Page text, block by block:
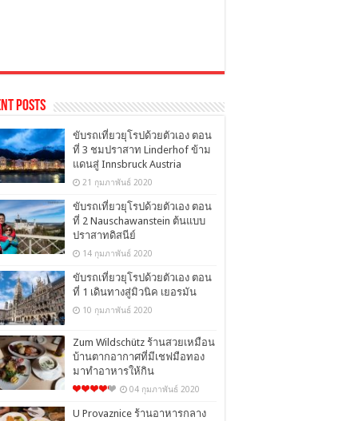
Posts
ขับรถเที่ยวยุโรปด้วยตัวเอง ตอน
ที่ 3 ชมปราสาท Linderhof ข้าม
แดนสู่ Innsbruck Austria
21 กุมภาพันธ์ 2020
ขับรถเที่ยวยุโรปด้วยตัวเอง ตอน
ที่ 2 Nauschawanstein ต้นแบบ
ปราสาทดิสนีย์
14 กุมภาพันธ์ 2020
ขับรถเที่ยวยุโรปด้วยตัวเอง ตอน
ที่ 1 เดินทางสู่มิวนิค เยอรมัน
10 กุมภาพันธ์ 2020
Zum Wildschütz ร้านสวยเหมือน
บ้านตากอากาศที่มีเชฟมือทอง
มาทำอาหารให้กิน
04 กุมภาพันธ์ 2020
U Provaznice ร้านอาหารกลาง